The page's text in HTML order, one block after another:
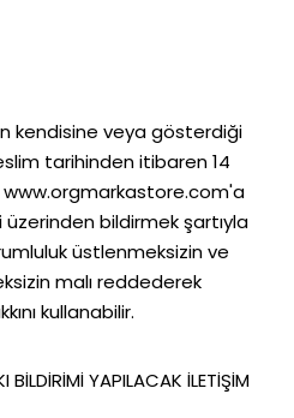
kendisine veya gösterdiği
tarihinden itibaren 14
bildirmek şartıyla
üstlenmeksizin ve
malı reddederek
kullanabilir.
YAPILACAK İLETİŞİM